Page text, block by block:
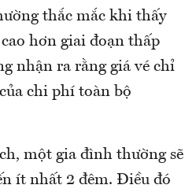
thắc mắc khi thấy
hơn giai đoạn thấp
nhận ra rằng giá vé chỉ
chi phí toàn bộ
một gia đình thường sẽ
ít nhất 2 đêm. Điều đó